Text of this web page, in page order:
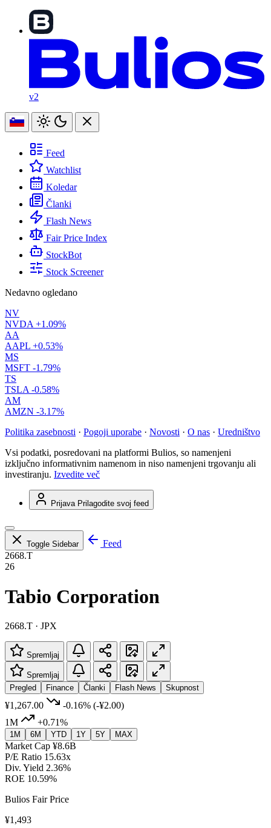
v2
Feed
Watchlist
Koledar
Članki
Flash News
Fair Price Index
StockBot
Stock Screener
Nedavno ogledano
NV
NVDA +1.09%
AA
AAPL +0.53%
MS
MSFT -1.79%
TS
TSLA -0.58%
AM
AMZN -3.17%
Politika zasebnosti · Pogoji uporabe · Novosti · O nas · Uredništvo
Vsi podatki, posredovani na platformi Bulios, so namenjeni
izključno informativnim namenom in niso namenjeni trgovanju ali
investiranju. Izvedite več
Prijava Prilagodite svoj feed
Toggle Sidebar
Feed
2668.T
26
Tabio Corporation
2668.T · JPX
Spremljaj
Spremljaj
Pregled
Finance Članki Flash News Skupnost
¥1,267.00 -0.16% (-¥2.00)
1M
+0.71%
1M 6M YTD 1Y 5Y MAX
Market Cap ¥8.6B
P/E Ratio 15.63x
Div. Yield 2.36%
ROE 10.59%
Bulios Fair Price
¥1,493